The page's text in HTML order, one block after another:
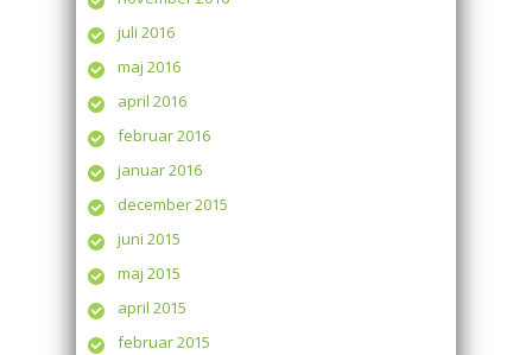
juli 2016
maj 2016
april 2016
februar 2016
januar 2016
december 2015
juni 2015
maj 2015
april 2015
februar 2015